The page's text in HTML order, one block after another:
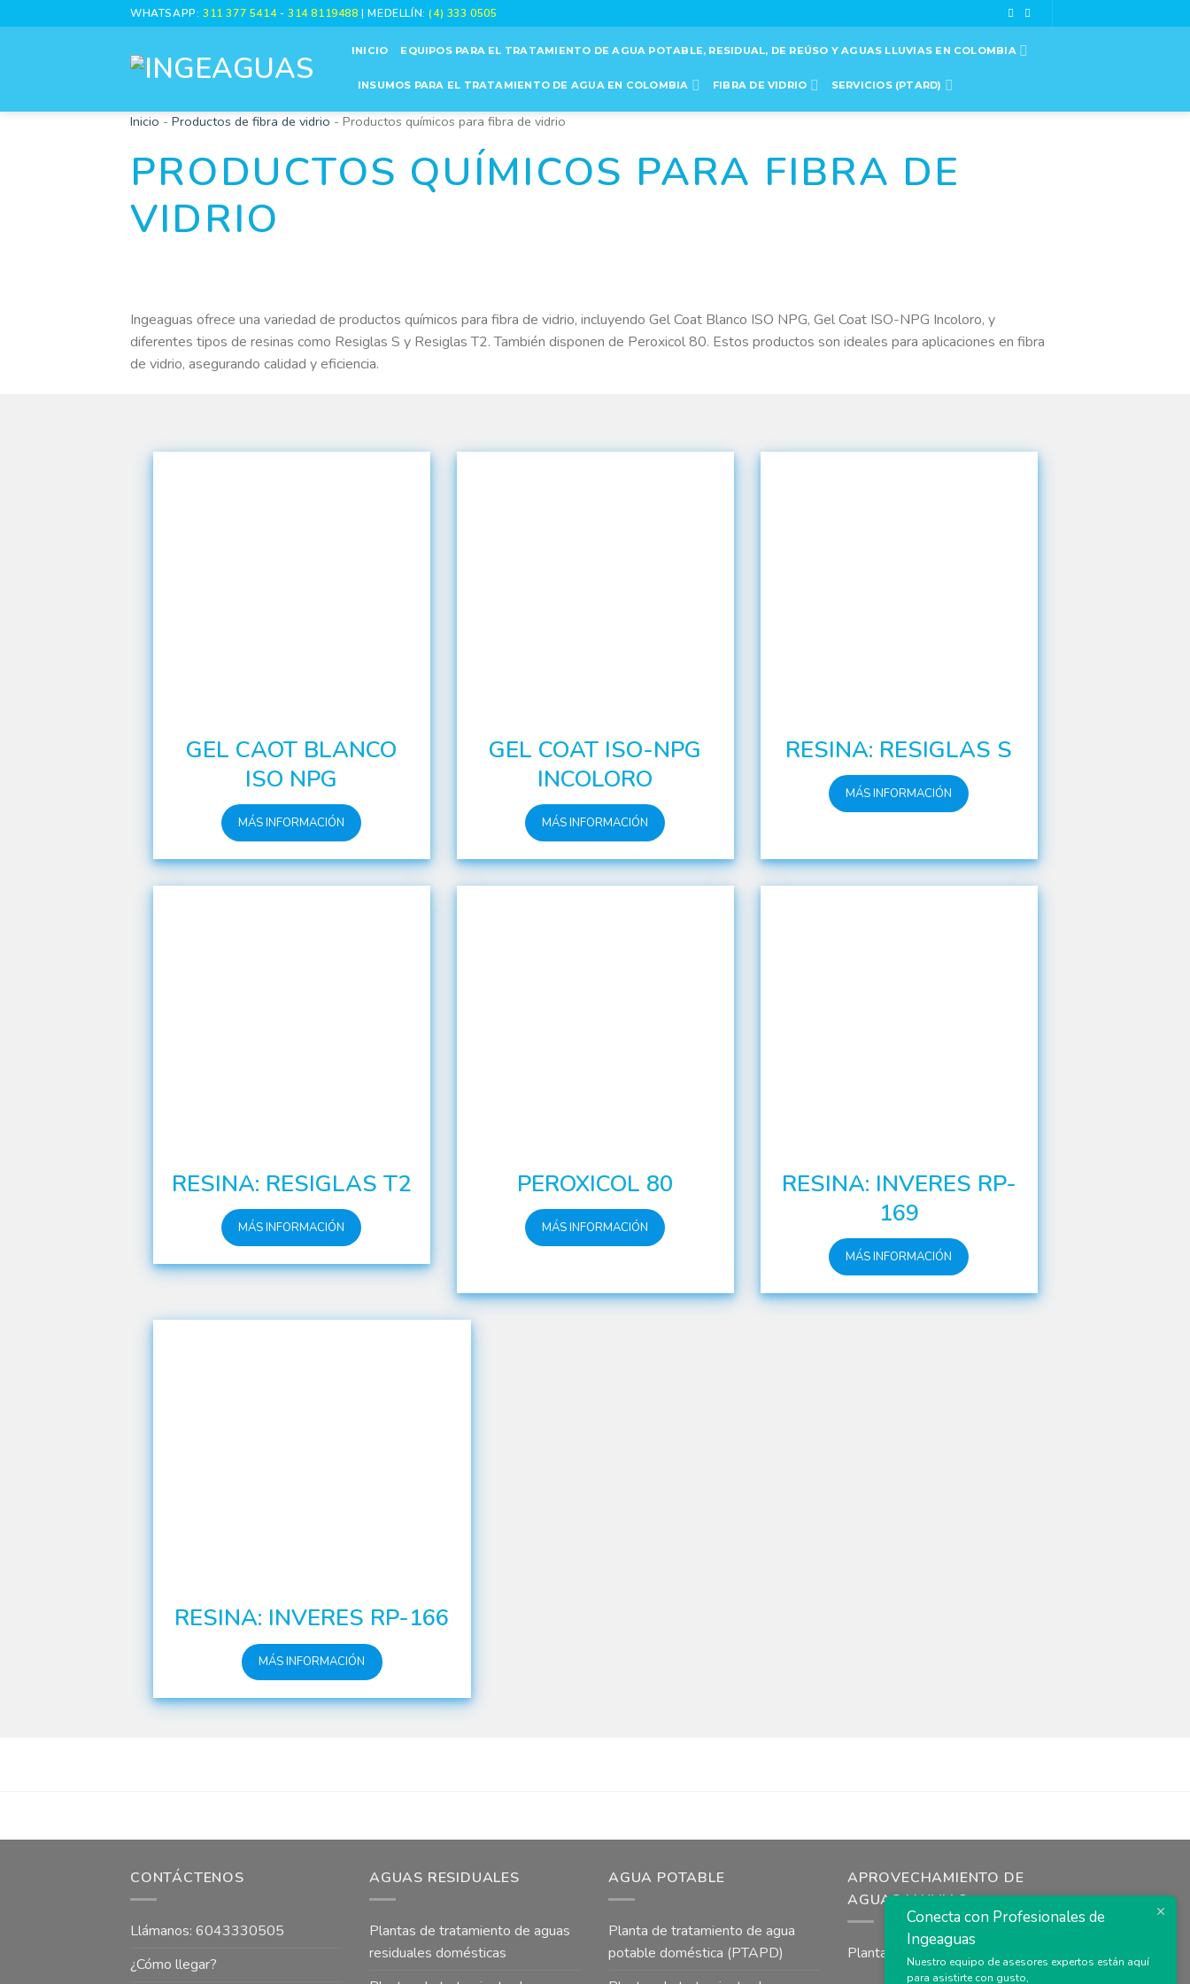
to
WHATSAPP: 311 377 5414- 314 8119488| MEDELLÍN:(4) 333 0505
INICIO EQUIPOS PARA EL TRATAMIENTO DE AGUA POTABLE, RESIDUAL, DE REÚSO Y AGUAS LLUVIAS EN COLOMBIA
INSUMOS PARA EL TRATAMIENTO DE AGUA EN COLOMBIA FIBRA DE VIDRIO SERVICIOS (PTARD)
Inicio - Productos de fibra de vidrio - Productos químicos para fibra de vidrio
PRODUCTOS QUÍMICOS PARA FIBRA DE
VIDRIO
Ingeaguas ofrece una variedad de productos químicos para fibra de vidrio, incluyendo Gel Coat Blanco ISO NPG, Gel Coat ISO-NPG Incoloro, y
diferentes tipos de resinas como Resiglas S y Resiglas T2. También disponen de Peroxicol 80. Estos productos son ideales para aplicaciones en fibra
de vidrio, asegurando calidad y eficiencia.
GEL CAOT BLANCO
ISO NPG
MÁS INFORMACIÓN
GEL COAT ISO-NPG
INCOLORO
MÁS INFORMACIÓN
RESINA: RESIGLAS S
MÁS INFORMACIÓN
RESINA: RESIGLAS T2
MÁS INFORMACIÓN
PEROXICOL 80
MÁS INFORMACIÓN
RESINA: INVERES RP-
169
MÁS INFORMACIÓN
RESINA: INVERES RP-166
MÁS INFORMACIÓN
CONTÁCTENOS
Llámanos: 6043330505
¿Cómo llegar?
AGUAS RESIDUALES
Plantas de tratamiento de aguas
residuales domésticas
AGUA POTABLE
Planta de tratamiento de agua
potable doméstica (PTAPD)
APROVECHAMIENTO DE
AGUAS LLUVIAS
Plantas de tratamiento agua lluvia
Conecta con Profesionales de
Ingeaguas
Nuestro equipo de asesores expertos están aquí
para asistirte con gusto,